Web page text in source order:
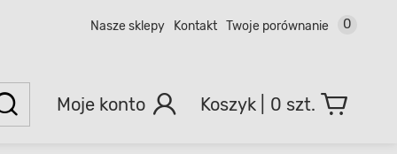
Nasze sklepy Kontakt Twoje porównanie 0
Moje konto 0 szt.